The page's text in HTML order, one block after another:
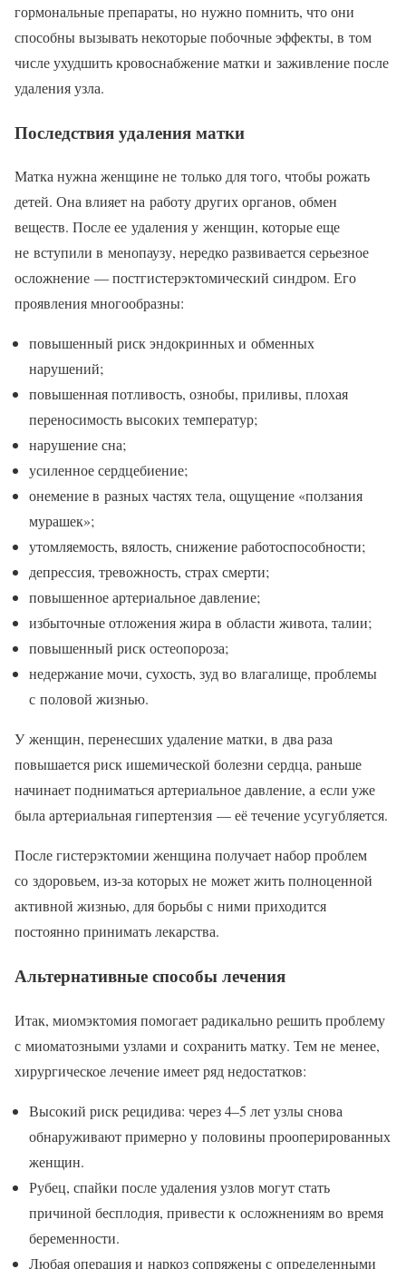
гормональные препараты, но нужно помнить, что они
способны вызывать некоторые побочные эффекты, в том
числе ухудшить кровоснабжение матки и заживление после
удаления узла.
Последствия удаления матки
Матка нужна женщине не только для того, чтобы рожать
детей. Она влияет на работу других органов, обмен
веществ. После ее удаления у женщин, которые еще
не вступили в менопаузу, нередко развивается серьезное
осложнение — постгистерэктомический синдром. Его
проявления многообразны:
повышенный риск эндокринных и обменных
нарушений;
повышенная потливость, ознобы, приливы, плохая
переносимость высоких температур;
нарушение сна;
усиленное сердцебиение;
онемение в разных частях тела, ощущение «ползания
мурашек»;
утомляемость, вялость, снижение работоспособности;
депрессия, тревожность, страх смерти;
повышенное артериальное давление;
избыточные отложения жира в области живота, талии;
повышенный риск остеопороза;
недержание мочи, сухость, зуд во влагалище, проблемы
с половой жизнью.
У женщин, перенесших удаление матки, в два раза
повышается риск ишемической болезни сердца, раньше
начинает подниматься артериальное давление, а если уже
была артериальная гипертензия — её течение усугубляется.
После гистерэктомии женщина получает набор проблем
со здоровьем, из-за которых не может жить полноценной
активной жизнью, для борьбы с ними приходится
постоянно принимать лекарства.
Альтернативные способы лечения
Итак, миомэктомия помогает радикально решить проблему
с миоматозными узлами и сохранить матку. Тем не менее,
хирургическое лечение имеет ряд недостатков:
Высокий риск рецидива: через 4–5 лет узлы снова
обнаруживают примерно у половины прооперированных
женщин.
Рубец, спайки после удаления узлов могут стать
причиной бесплодия, привести к осложнениям во время
беременности.
Любая операция и наркоз сопряжены с определенными